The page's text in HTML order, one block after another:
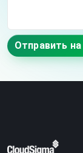
Отправить